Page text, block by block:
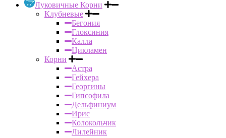
Луковичные Корни
Клубневые
Бегония
Глоксиния
Калла
Цикламен
Корни
Астра
Гейхера
Георгины
Гипсофила
Дельфиниум
Ирис
Колокольчик
Лилейник